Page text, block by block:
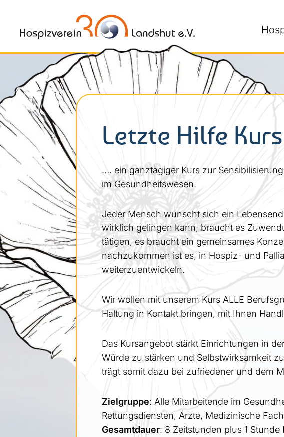
Letzte Hilfe
…. ein ganztägiger Kurs zur
im Gesundheitswesen.
Jeder Mensch wünscht sich ein
wirklich gelingen kann, braucht es
tätigen, es braucht ein gemeinsames
nachzukommen ist es, in Hospiz- und
weiterzuentwickeln.
Wir wollen mit unserem Kurs ALLE
Haltung in Kontakt bringen, mit Ihnen
Das Kursangebot stärkt Einrichtungen in
Würde zu stärken und Selbstwirksamkeit
trägt somit dazu bei zufriedener und dem
Zielgruppe: Alle Mitarbeitende im
Rettungsdiensten, Ärzte, Medizinische
Gesamtdauer: 8 Zeitstunden plus 1 Stunde